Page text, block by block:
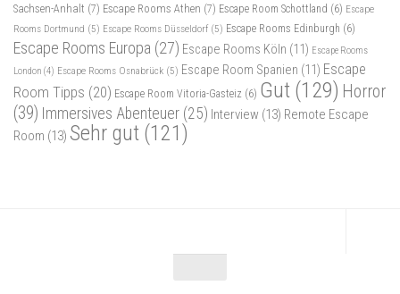
Sachsen-Anhalt (7) Escape Rooms Athen (7) Escape Room Schottland (6) Escape
Rooms Dortmund (5) Escape Rooms Düsseldorf (5) Escape Rooms Edinburgh (6)
Escape Rooms Europa (27) Escape Rooms Köln (11) Escape Rooms
London (4) Escape Rooms Osnabrück (5) Escape Room Spanien (11) Escape
Room Tipps (20) Escape Room Vitoria-Gasteiz (6) Gut (129) Horror
(39) Immersives Abenteuer (25) Interview (13) Remote Escape
Room (13) Sehr gut (121)